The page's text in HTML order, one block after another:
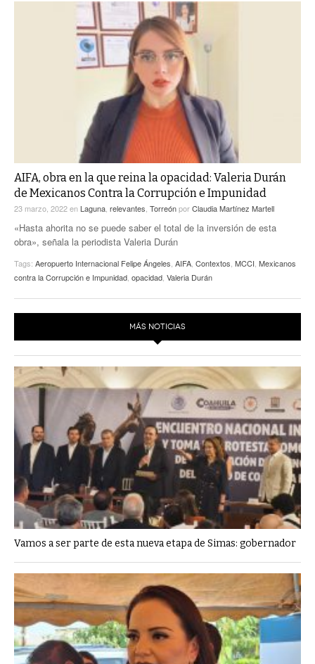
AIFA, obra en la que reina la opacidad: Valeria Durán
de Mexicanos Contra la Corrupción e Impunidad
23 marzo, 2022en Laguna relevantes TorreónporClaudia Martínez Martell
«Hasta ahorita no se puede saber el total de la inversión de esta
obra», señala la periodista Valeria Durán
Tags: Aeropuerto Internacional Felipe Ángeles AIFA Contextos MCCI Mexicanos
contra la Corrupción e Impunidad opacidad Valeria Durán
MÁS NOTICIAS
Vamos a ser parte de esta nueva etapa de Simas: gobernador